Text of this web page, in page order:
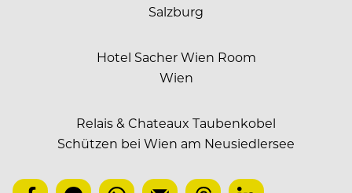
Salzburg
Hotel Sacher Wien Room
Wien
Relais & Chateaux Taubenkobel
Schützen bei Wien am Neusiedlersee